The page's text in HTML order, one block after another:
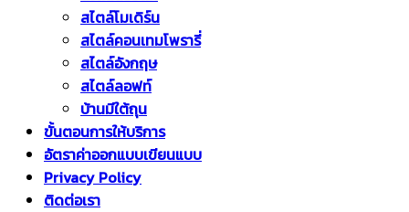
สไตล์โมเดิร์น
สไตล์คอนเทมโพรารี่
สไตล์อังกฤษ
สไตล์ลอฟท์
บ้านมีใต้ถุน
ขั้นตอนการให้บริการ
อัตราค่าออกแบบเขียนแบบ
Privacy Policy
ติดต่อเรา